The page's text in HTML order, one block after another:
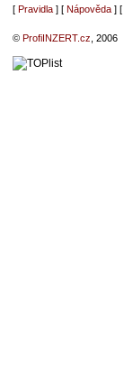
[ Pravidla] [ Nápověda] [
© ProfiINZERT.cz , 2006